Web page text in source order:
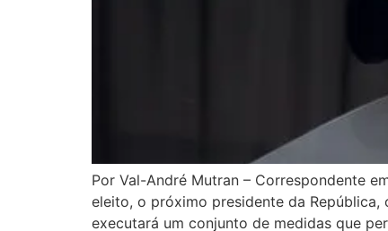
Por Val-André Mutran – Correspondente
eleito, o próximo presidente da
executará um conjunto de medidas que